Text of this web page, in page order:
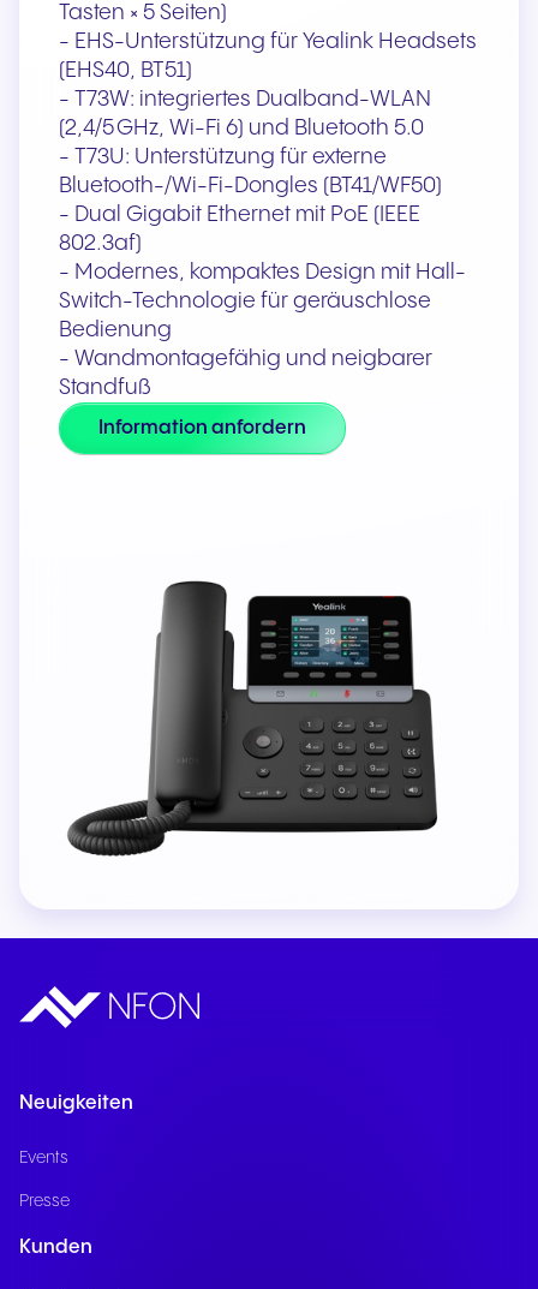
Tasten × 5 Seiten)
- EHS-Unterstützung für Yealink Headsets
(EHS40, BT51)
- T73W: integriertes Dualband-WLAN
(2,4/5 GHz, Wi-Fi 6) und Bluetooth 5.0
- T73U: Unterstützung für externe
Bluetooth-/Wi-Fi-Dongles (BT41/WF50)
- Dual Gigabit Ethernet mit PoE (IEEE
802.3af)
- Modernes, kompaktes Design mit Hall-
Switch-Technologie für geräuschlose
Bedienung
- Wandmontagefähig und neigbarer
Standfuß
Information anfordern
Neuigkeiten
Events
Presse
Kunden